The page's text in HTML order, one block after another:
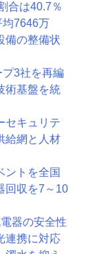
合は40.7％
7646万
備の整備状
3社を再編
術基盤を統
セキュリテ
給網と人材
ントを全国
回収を7～10
器の安全性
連携に対応